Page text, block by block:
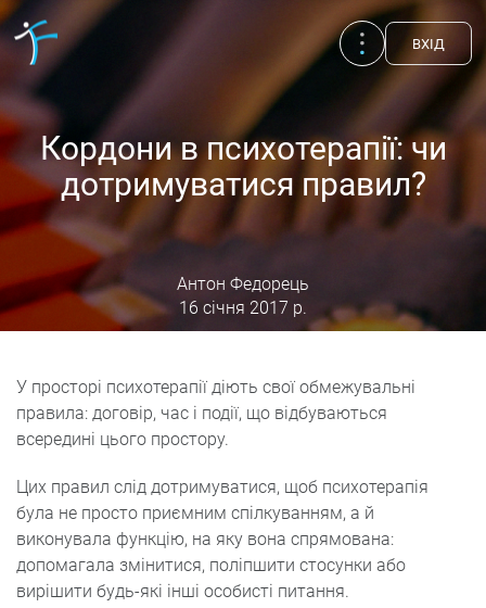
Публікації
Терапевти
UAENRU
ВХIД
Кордони в психотерапії: чи
дотримуватися правил?
Антон Федорець
16 січня 2017 р.
У просторі психотерапії діють свої обмежувальні
правила: договір, час і події, що відбуваються
всередині цього простору.
Цих правил слід дотримуватися, щоб психотерапія
була не просто приємним спілкуванням, а й
виконувала функцію, на яку вона спрямована:
допомагала змінитися, поліпшити стосунки або
вирішити будь-які інші особисті питання.